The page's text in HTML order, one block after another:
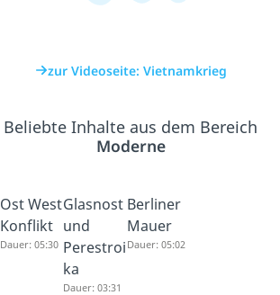
zur Videoseite: Vietnamkrieg
Beliebte Inhalte aus dem Bereich
Moderne
Ost West
Konflikt
Dauer: 05:30
Glasnost
und
Perestroi
ka
Dauer: 03:31
Berliner
Mauer
Dauer: 05:02